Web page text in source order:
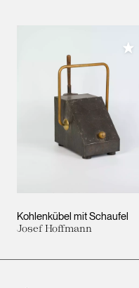
Kohlenkübel mit Schaufel
Josef Hoffmann